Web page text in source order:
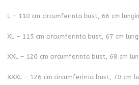
L – 110 cm circumferinta bust, 66 cm
XL – 115 cm circumferinta bust, 67 cm
XXL – 120 cm circumferinta bust, 68 cm
XXXL – 126 cm circumferinta bust, 70 cm